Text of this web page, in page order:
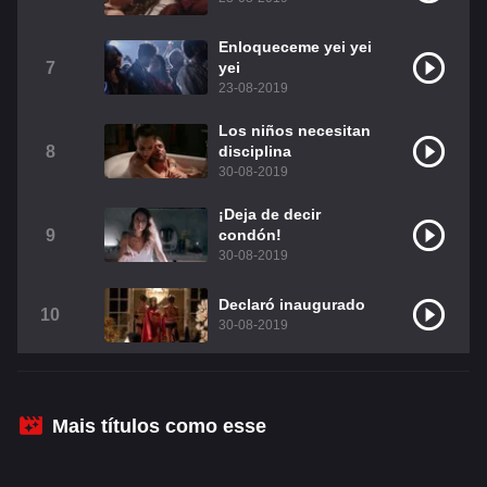
Dulce María
7
Enloqueceme yei yei
yei
23-08-2019
8
Los niños necesitan
disciplina
30-08-2019
9
¡Deja de decir
condón!
30-08-2019
10
Declaró inaugurado
30-08-2019
Mais títulos como esse